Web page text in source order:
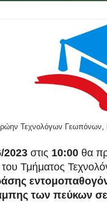
Τεχνολόγων Γεωπόνων
2023 στις 10:00 θα
του Τμήματος
των πεύκων